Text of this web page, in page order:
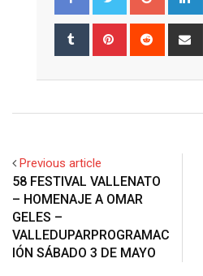
Tumblr Pinterest Reddit
Previous article
58 FESTIVAL VALLENATO
– HOMENAJE A OMAR
GELES –
VALLEDUPARPROGRAMAC
IÓN SÁBADO 3 DE MAYO